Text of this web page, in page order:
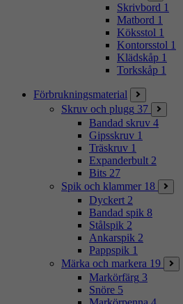
Skrivbord 1
Matbord 1
Köksstol 1
Kontorsstol 1
Klädskåp 1
Torkskåp 1
Förbrukningsmaterial
Skruv och plugg 37
Bandad skruv 4
Gipsskruv 1
Träskruv 1
Expanderbult 2
Bits 27
Spik och klammer 18
Dyckert 2
Bandad spik 8
Stålspik 2
Ankarspik 2
Pappspik 1
Märka och markera 19
Markörfärg 3
Snöre 5